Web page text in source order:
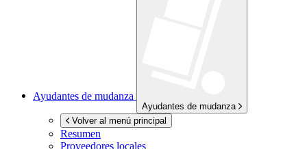
Ayudantes de mudanza
Ayudantes de mudanza
Volver al menú principal
Resumen
Proveedores locales